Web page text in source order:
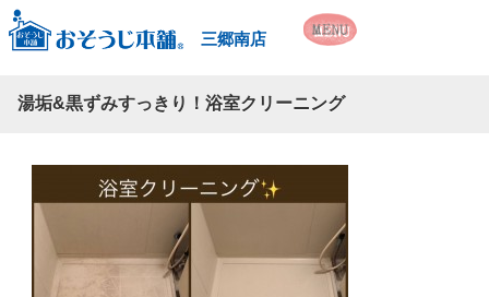
三郷南店
湯垢&黒ずみすっきり！浴室クリーニング